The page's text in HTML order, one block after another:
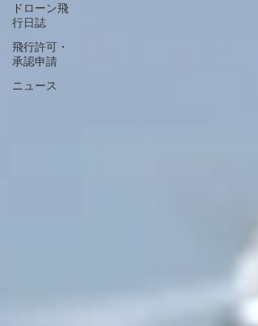
ドローン飛
行日誌
飛行許可・
承認申請
ニュース